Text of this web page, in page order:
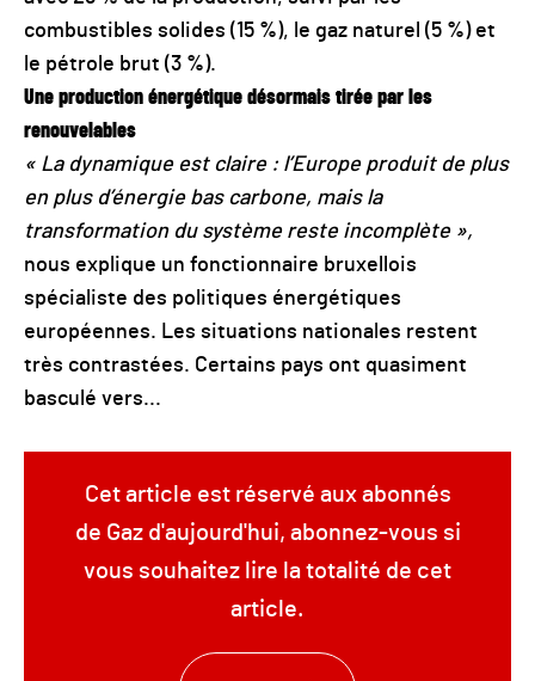
combustibles solides (15 %), le gaz naturel (5 %) et
le pétrole brut (3 %).
Une production énergétique désormais tirée par les
renouvelables
« La dynamique est claire : l’Europe produit de plus
en plus d’énergie bas carbone, mais la
transformation du système reste incomplète »,
nous explique un fonctionnaire bruxellois
spécialiste des politiques énergétiques
européennes. Les situations nationales restent
très contrastées. Certains pays ont quasiment
basculé vers...
Cet article est réservé aux abonnés
de Gaz d'aujourd'hui, abonnez-vous si
vous souhaitez lire la totalité de cet
article.